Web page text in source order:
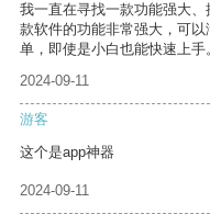
我一直在寻找一款功能强大
款软件的功能非常强大，可
单，即使是小白也能快速上手
2024-09-11
游客
这个是app神器
2024-09-11